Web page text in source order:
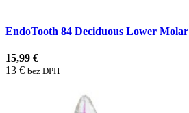
EndoTooth 84 Deciduous Lower Molar
15,99 €
13 € bez DPH